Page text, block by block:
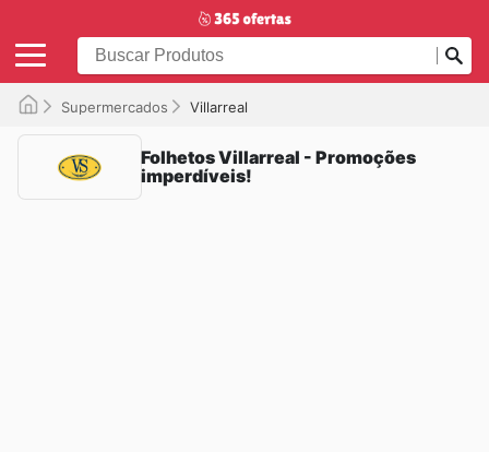
Supermercados Villarreal
Folhetos Villarreal - Promoções
imperdíveis!